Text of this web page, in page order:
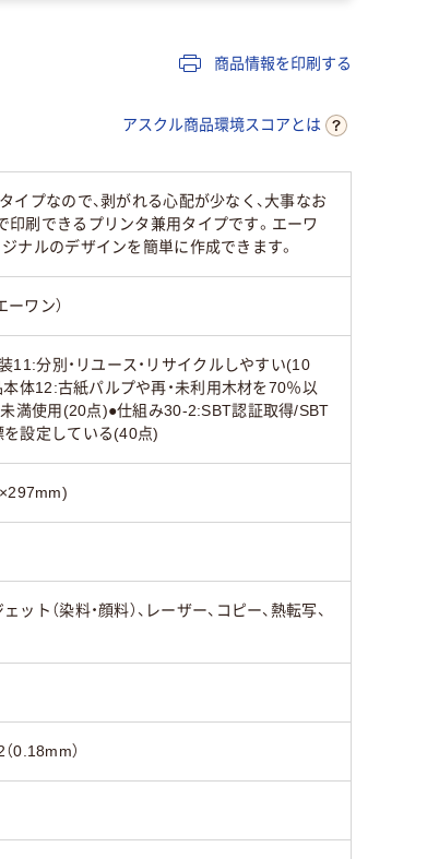
商品情報を印刷する
アスクル商品環境スコアとは
プなので、剥がれる心配が少なく、大事なお
印刷できるプリンタ兼用タイプです。エーワ
ナルのデザインを簡単に作成できます。
ーワン）
11:分別・リユース・リサイクルしやすい(10
体12:古紙パルプや再・未利用木材を70％以
未満使用(20点)●仕組み30-2:SBT認証取得/SBT
を設定している(40点)
ット（染料・顔料）、レーザー、コピー、熱転写、
0.18mm）